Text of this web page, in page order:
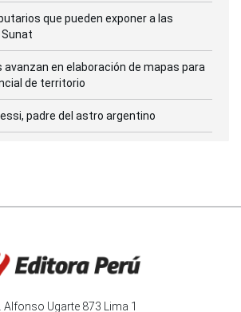
que pueden exponer a las
avanzan en elaboración de mapas para
de territorio
padre del astro argentino
Alfonso Ugarte 873 Lima 1